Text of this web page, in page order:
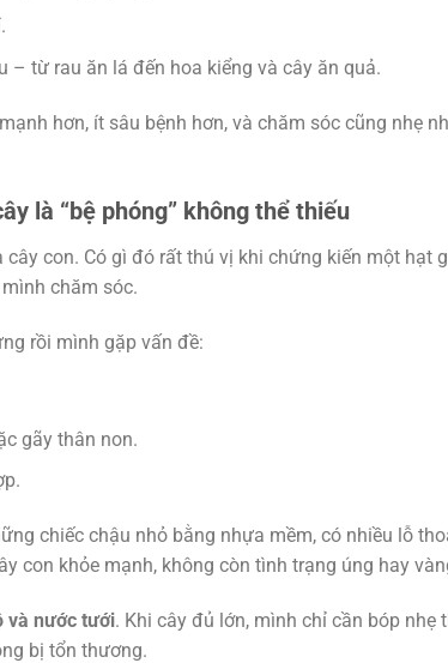
– từ rau ăn lá đến hoa kiểng và cây ăn quả.
hơn, ít sâu bệnh hơn, và chăm sóc cũng nhẹ
là “bệ phóng” không thể thiếu
cây con. Có gì đó rất thú vị khi chứng kiến một hạt
chăm sóc.
rồi mình gặp vấn đề:
gãy thân non.
chiếc chậu nhỏ bằng nhựa mềm, có nhiều lỗ
con khỏe mạnh, không còn tình trạng úng hay
và nước tưới. Khi cây đủ lớn, mình chỉ cần bóp nhẹ
bị tổn thương.